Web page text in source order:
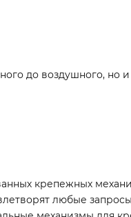
до воздушного, но и
крепежных
любые